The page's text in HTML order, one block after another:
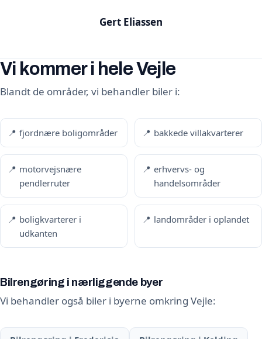
Gert Eliassen
Vi kommer i hele Vejle
Blandt de områder, vi behandler biler i:
fjordnære boligområder bakkede villakvarterer
motorvejsnære
pendlerruter
erhvervs- og
handelsområder
boligkvarterer i
udkanten
landområder i oplandet
Bilrengøring i nærliggende byer
Vi behandler også biler i byerne omkring Vejle: